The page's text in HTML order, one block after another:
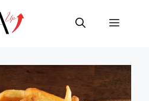
Menu